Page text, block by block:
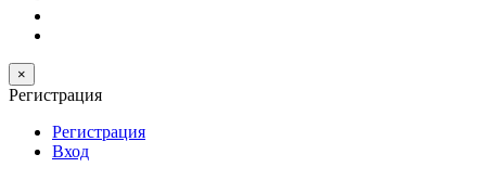
×
Регистрация
Регистрация
Вход